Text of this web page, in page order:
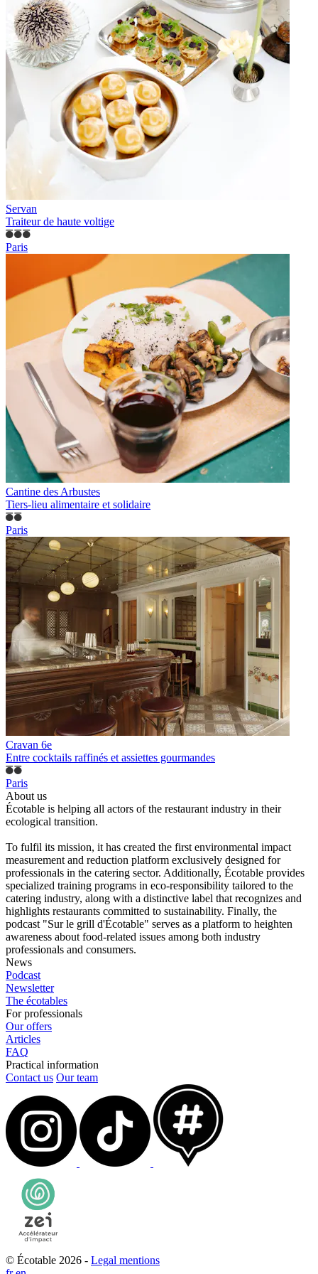
Servan
Traiteur de haute voltige
Paris
Cantine des Arbustes
Tiers-lieu alimentaire et solidaire
Paris
Cravan 6e
Entre cocktails raffinés et assiettes gourmandes
Paris
About us
Écotable is helping all actors of the restaurant industry in their
ecological transition.
To fulfil its mission, it has created the first environmental impact
measurement and reduction platform exclusively designed for
professionals in the catering sector. Additionally, Écotable provides
specialized training programs in eco-responsibility tailored to the
catering industry, along with a distinctive label that recognizes and
highlights restaurants committed to sustainability. Finally, the
podcast "Sur le grill d'Écotable" serves as a platform to heighten
awareness about food-related issues among both industry
professionals and consumers.
News
Podcast
Newsletter
The écotables
For professionals
Our offers
Articles
FAQ
Practical information
Contact us Our team
© Écotable 2026 - Legal mentions